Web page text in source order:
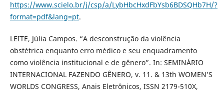
https://www.scielo.br/j/csp/a/LybHbcHxdFbYsb6BDSQHb7H/?
format=pdf&lang=pt.
LEITE, Júlia Campos. “A desconstrução da violência
obstétrica enquanto erro médico e seu enquadramento
como violência institucional e de gênero”. In: SEMINÁRIO
INTERNACIONAL FAZENDO GÊNERO, v. 11. & 13th WOMEN’S
WORLDS CONGRESS, Anais Eletrônicos, ISSN 2179-510X,